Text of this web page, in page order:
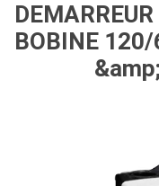
BOBINE